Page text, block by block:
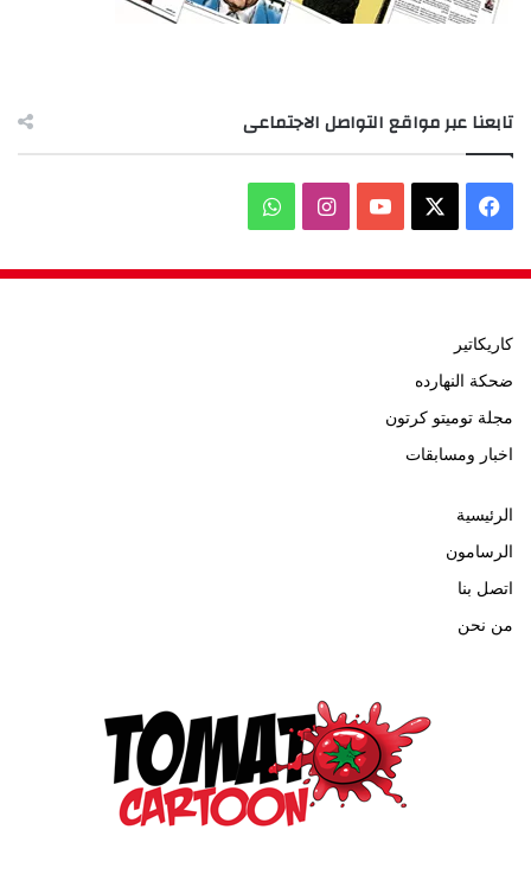
تابعنا عبر مواقع التواصل الاجتماعى
فيسبوك ‫YouTubeانستقرامواتساب
كاريكاتير
ضحكة النهارده
مجلة توميتو كرتون
اخبار ومسابقات
الرئيسية
الرسامون
اتصل بنا
من نحن